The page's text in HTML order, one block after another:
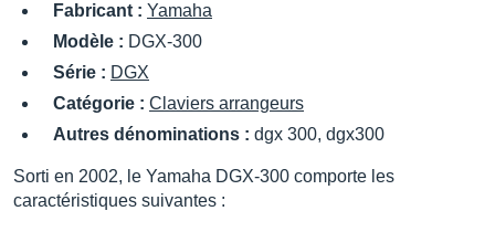
Fabricant : Yamaha
Modèle : DGX-300
Série : DGX
Catégorie : Claviers arrangeurs
Autres dénominations : dgx 300, dgx300
Sorti en 2002, le Yamaha DGX-300 comporte les
caractéristiques suivantes :